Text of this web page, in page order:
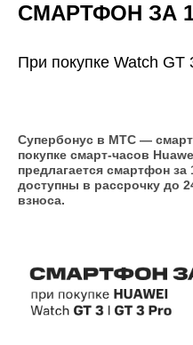
СМАРТФОН ЗА
При покупке Watch GT
Супербонус в МТС —
покупке смарт-часов
предлагается смартфон
доступны в рассрочку до
взноса.